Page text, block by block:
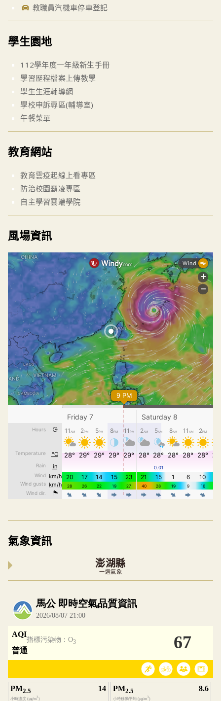
教職員汽機車停車登記
學生園地
112學年度一年級新生手冊
學習歷程檔案上傳教學
學生生涯輔導網
學校申訴專區(輔導室)
午餐菜單
教育網站
教育雲疫起線上看專區
防治校園霸凌專區
自主學習雲端學院
風場資訊
氣象資訊
澎湖縣
一週氣象
內嵌空氣品質小工具為視覺預覽，完整即時空